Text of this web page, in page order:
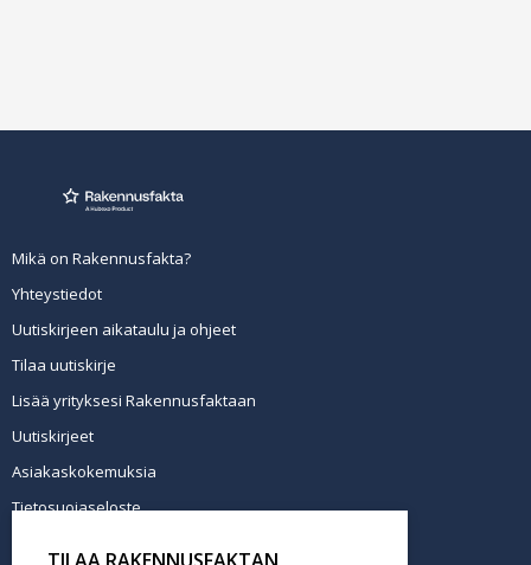
Mikä on Rakennusfakta?
Yhteystiedot
Uutiskirjeen aikataulu ja ohjeet
Tilaa uutiskirje
Lisää yrityksesi Rakennusfaktaan
Uutiskirjeet
Asiakaskokemuksia
Tietosuojaseloste